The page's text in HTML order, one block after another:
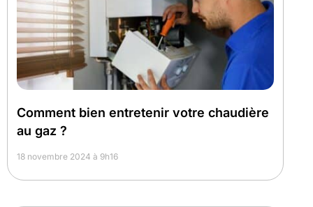
Comment bien entretenir votre chaudière
au gaz ?
18 novembre 2024 à 9h16